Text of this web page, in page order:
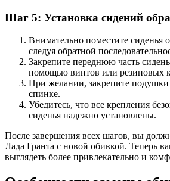
Шаг 5: Установка сидений
Внимательно поместите сиденья
следуя обратной
Закрепите переднюю часть
помощью винтов или резиновых
При желании, закрепите
спинке.
Убедитесь, что все крепления
сиденья надежно установлены.
После завершения всех шагов, вы
Лада Гранта с новой обивкой. Теперь
выглядеть более привлекательно и